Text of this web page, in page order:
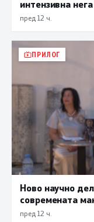
интензивна
пред 12 ч.
ПРИЛОГ
Ново научно
современата
пред 12 ч.